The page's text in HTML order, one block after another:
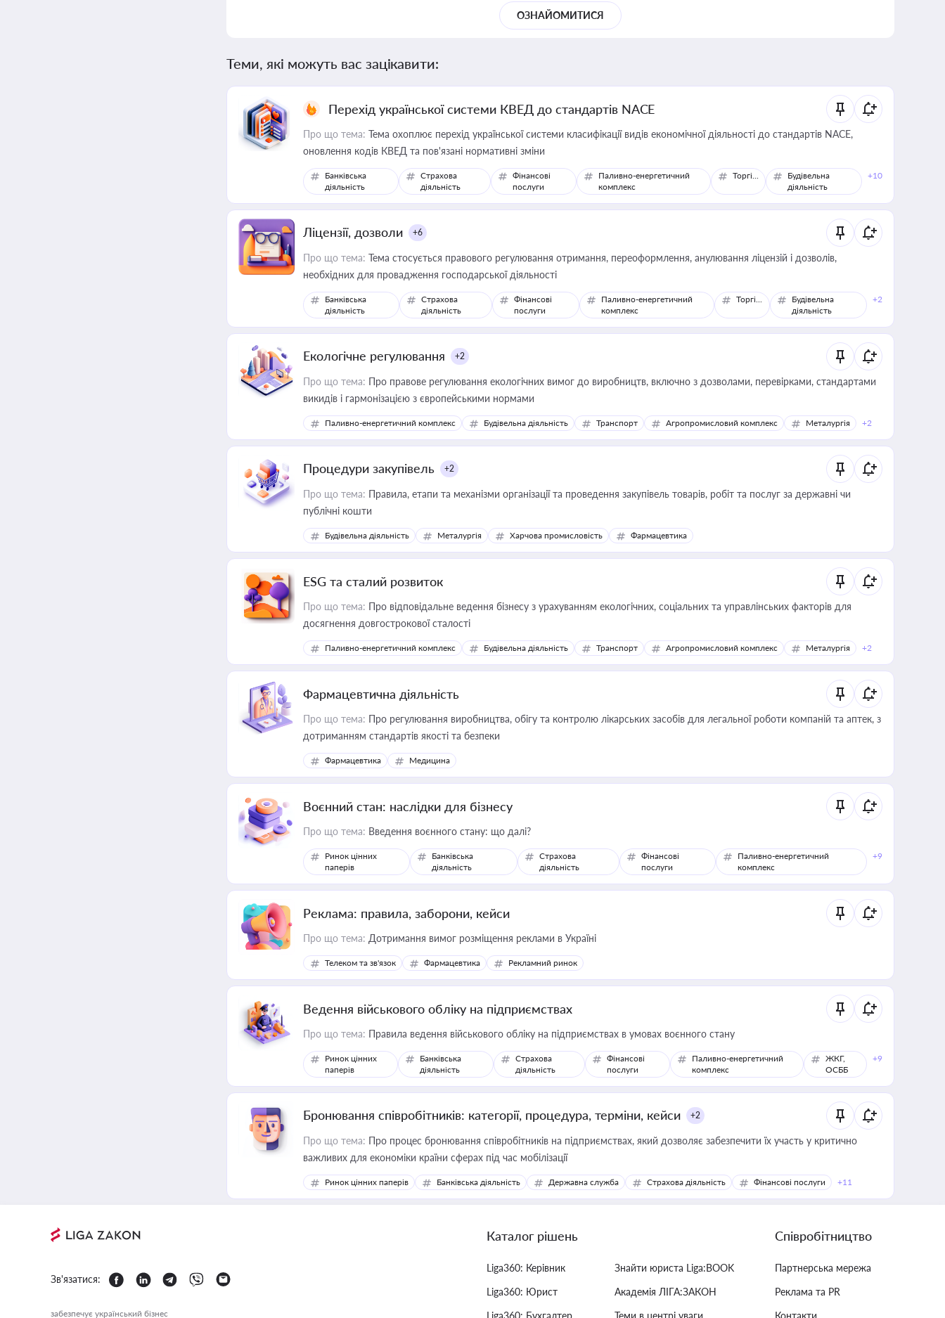
ОЗНАЙОМИТИСЯ
Теми, які можуть вас зацікавити:
Перехід української системи КВЕД до стандартів NACE
Про що тема: Тема охоплює перехід української системи класифікації видів економічної діяльності до стандартів NACE,
оновлення кодів КВЕД та пов'язані нормативні зміни
Банківська
діяльність
Страхова
діяльність
Фінансові
послуги
Паливно-енергетичний
комплекс
Торгівля
Будівельна
діяльність
+10
Ліцензії, дозволи +6
Про що тема: Тема стосується правового регулювання отримання, переоформлення, анулювання ліцензій і дозволів,
необхідних для провадження господарської діяльності
Банківська
діяльність
Страхова
діяльність
Фінансові
послуги
Паливно-енергетичний
комплекс
Торгівля
Будівельна
діяльність
+2
Екологічне регулювання +2
Про що тема: Про правове регулювання екологічних вимог до виробництв, включно з дозволами, перевірками, стандартами
викидів і гармонізацією з європейськими нормами
Паливно-енергетичний комплекс Будівельна діяльність Транспорт Агропромисловий комплекс Металургія +2
Процедури закупівель +2
Про що тема: Правила, етапи та механізми організації та проведення закупівель товарів, робіт та послуг за державні чи
публічні кошти
Будівельна діяльність Металургія Харчова промисловість Фармацевтика
ESG та сталий розвиток
Про що тема: Про відповідальне ведення бізнесу з урахуванням екологічних, соціальних та управлінських факторів для
досягнення довгострокової сталості
Паливно-енергетичний комплекс Будівельна діяльність Транспорт Агропромисловий комплекс Металургія +2
Фармацевтична діяльність
Про що тема: Про регулювання виробництва, обігу та контролю лікарських засобів для легальної роботи компаній та аптек, з
дотриманням стандартів якості та безпеки
Фармацевтика Медицина
Воєнний стан: наслідки для бізнесу
Про що тема: Введення воєнного стану: що далі?
Ринок цінних
паперів
Банківська
діяльність
Страхова
діяльність
Фінансові
послуги
Паливно-енергетичний
комплекс
+9
Реклама: правила, заборони, кейси
Про що тема: Дотримання вимог розміщення реклами в Україні
Телеком та зв'язок Фармацевтика Рекламний ринок
Ведення військового обліку на підприємствах
Про що тема: Правила ведення військового обліку на підприємствах в умовах воєнного стану
Ринок цінних
паперів
Банківська
діяльність
Страхова
діяльність
Фінансові
послуги
Паливно-енергетичний
комплекс
ЖКГ,
ОСББ
+9
Бронювання співробітників: категорії, процедура, терміни, кейси +2
Про що тема: Про процес бронювання співробітників на підприємствах, який дозволяє забезпечити їх участь у критично
важливих для економіки країни сферах під час мобілізації
Ринок цінних паперів Банківська діяльність Державна служба Страхова діяльність Фінансові послуги +11
Зв'язатися:
забезпечує український бізнес
Каталог рішень
Liga360: Керівник
Liga360: Юрист
Liga360: Бухгалтер
Знайти юриста Liga:BOOK
Академія ЛІГА:ЗАКОН
Теми в центрі уваги
Співробітництво
Партнерська мережа
Реклама та PR
Контакти